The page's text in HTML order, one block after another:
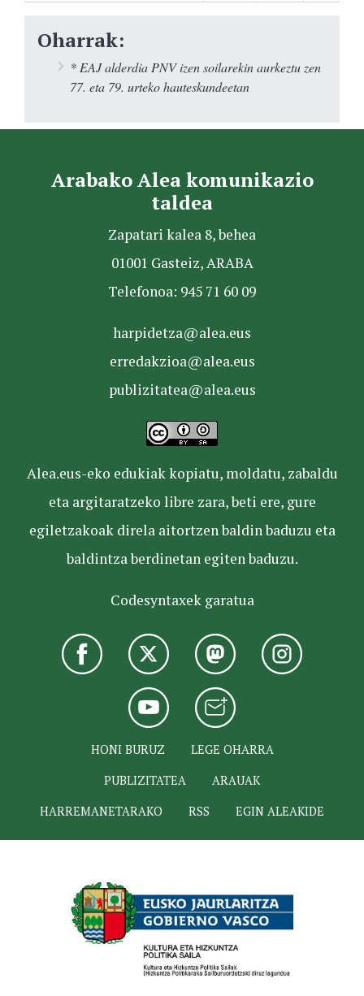
Oharrak:
* EAJ alderdia PNV izen soilarekin aurkeztu zen
77. eta 79. urteko hauteskundeetan
Arabako Alea komunikazio
taldea
Zapatari kalea 8, behea
01001 Gasteiz, ARABA
Telefonoa: 945 71 60 09
harpidetza@alea.eus
erredakzioa@alea.eus
publizitatea@alea.eus
Alea.eus-eko edukiak kopiatu, moldatu, zabaldu
eta argitaratzeko libre zara, beti ere, gure
egiletzakoak direla aitortzen baldin baduzu eta
baldintza berdinetan egiten baduzu.
Codesyntaxek garatua
HONI BURUZ
LEGE OHARRA
PUBLIZITATEA
ARAUAK
HARREMANETARAKO
RSS EGIN ALEAKIDE